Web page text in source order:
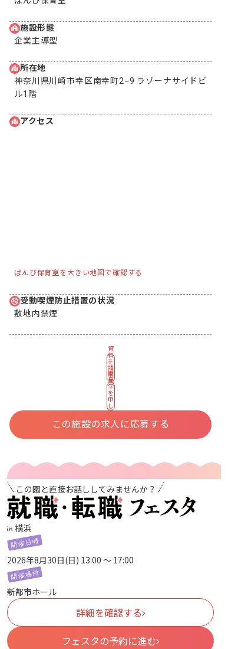
施設形態
企業主導型
所在地
神奈川県川崎市幸区南幸町2−9 ラゾーナサイドビ
ル1階
アクセス
ばんび保育室を大きい地図で確認する
受動喫煙防止措置の状況
敷地内禁煙
資
料
を
請
求
す
る
園
見
学
を
申
し
む
この施設の求人に応募する
この園と直接お話ししてみませんか？
横浜
2026年8月30日(日) 13:00 〜 17:00
新都市ホール
詳細を確認する
フェスタの予約に進む